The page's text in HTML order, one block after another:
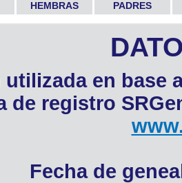
HEMBRAS PADRES
en base
de registro
Fecha de